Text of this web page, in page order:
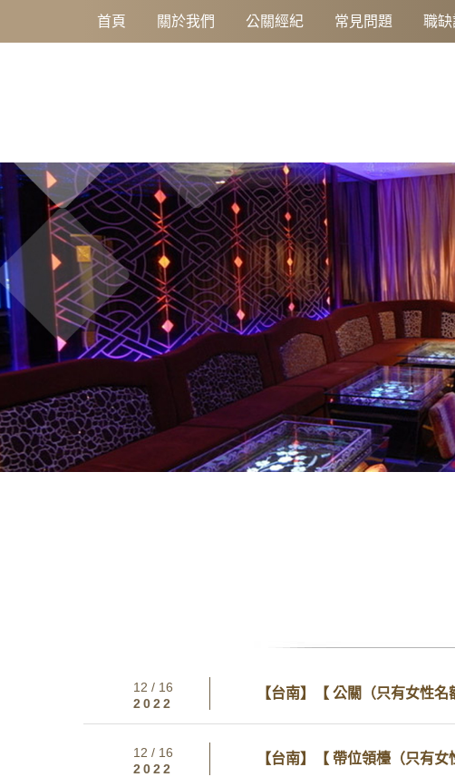
首頁 關於我們 公關經紀 常見問題 職缺
12 / 16
2022
【台南】【 公關（只有女性名
12 / 16
2022
【台南】【 帶位領檯（只有女